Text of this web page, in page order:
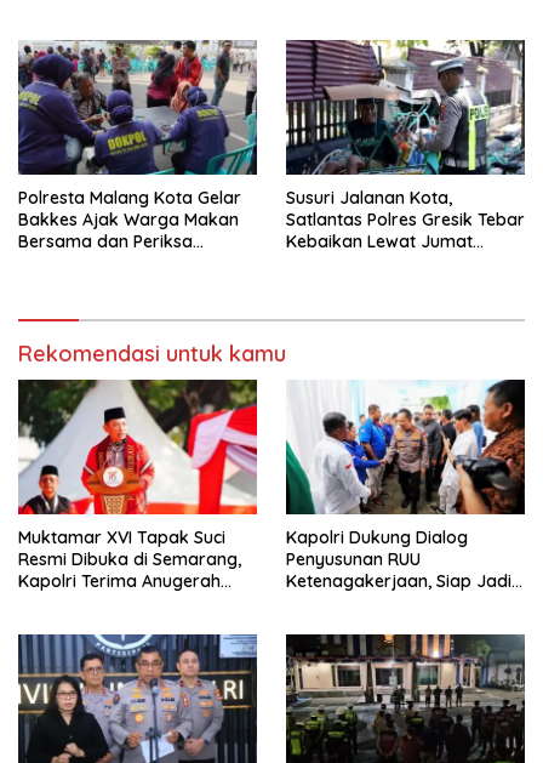
Ketenteraman Masyarakat
Polresta Malang Kota Gelar
Bakkes Ajak Warga Makan
Bersama dan Periksa
Susuri Jalanan Kota,
Satlantas Polres Gresik Tebar
Kebaikan Lewat Jumat
Rekomendasi untuk kamu
Muktamar XVI Tapak Suci
Resmi Dibuka di Semarang,
Kapolri Terima Anugerah
Kapolri Dukung Dialog
Penyusunan RUU
Ketenagakerjaan, Siap Jadi